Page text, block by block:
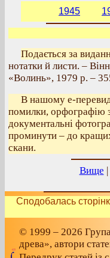
1945
Подається за
нотатки й листи. –
«Волинь», 1979 р. –
В нашому е-
помилки, орфографію
документальні
проминути – до кращих
скани.
Вище |
Сподобалась
© 1999 – 2026
древа», автори